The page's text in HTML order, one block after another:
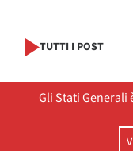
TUTTI I POST
Gli Stati